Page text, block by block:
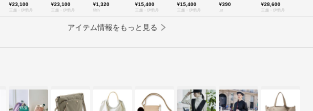
¥23,100
三越・伊勢丹
¥23,100
三越・伊勢丹
¥1,320
fifth
¥15,400
三越・伊勢丹
¥15,400
三越・伊勢丹
¥390
.st
¥28,600
三越・伊勢丹
アイテム情報をもっと見る